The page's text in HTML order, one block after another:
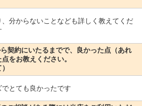
分からないことなども詳しく教えてくだ
契約にいたるまでで、良かった点（あれ
をお教えください。
とても良かったです